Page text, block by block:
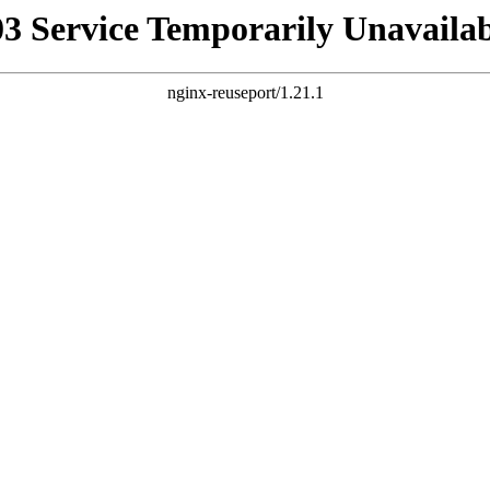
Service Temporarily
nginx-reuseport/1.21.1